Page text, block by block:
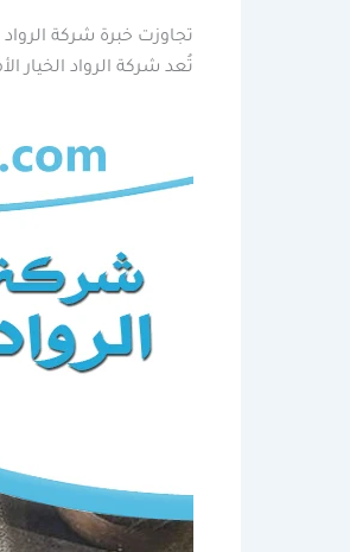
تجاوزت خبرة شركة
تُعد شركة الرواد